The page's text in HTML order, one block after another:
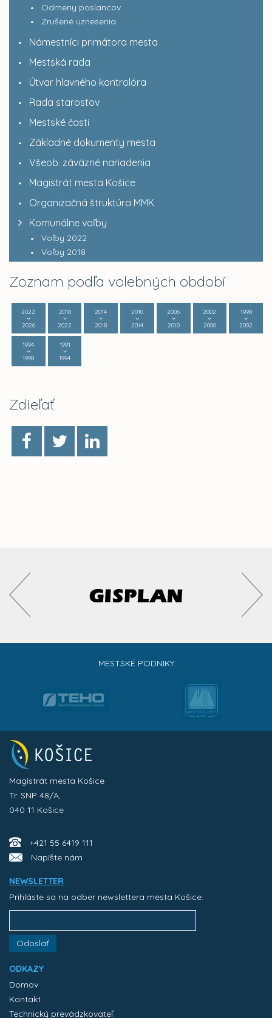
Odmeny poslancov
Zrušené uznesenia
Námestníci primátora mesta
Mestská rada
Útvar hlavného kontrolóra
Rada starostov
Mestské časti
Základné dokumenty mesta
Všeob. záväzné nariadenia
Magistrát mesta Košice
Organizačná štruktúra MMK
Komunálne voľby
Voľby 2022
Voľby 2018
Zoznam podľa volebných období
2022
2026
2018
2022
2014
2018
2010
2014
2006
2010
2002
2006
1998
2002
1994
1998
1991
1994
Zdieľať
MESTSKÉ PODNIKY
Magistrát mesta Košice
Tr. SNP 48/A,
040 11 Košice
+421 55 6419 111
Napíšte nám
NEWSLETTER
Prihláste sa na odber newslettera mesta Košice:
Odoslať
ODKAZY
Domov
Kontakt
Technický prevádzkovateľ